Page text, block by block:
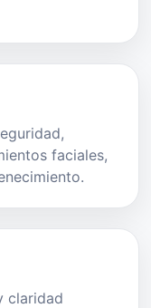
faciales,
claridad